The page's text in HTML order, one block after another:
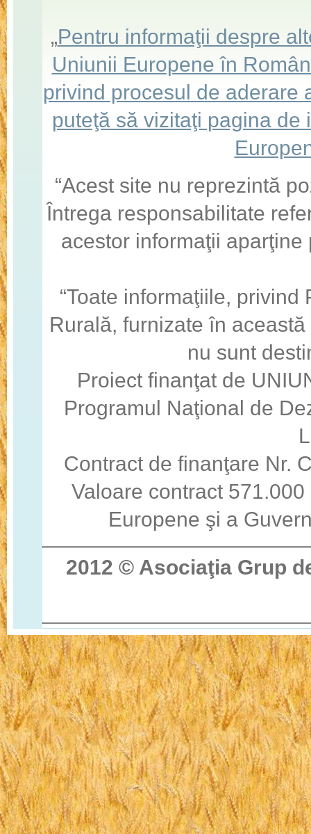
„Pentru informaţii despre
Uniunii Europene în
privind procesul de aderare
puteţă să vizitaţi pagina
“Acest site nu reprezintă
Întrega responsabilitate
acestor informaţii
“Toate informaţiile,
Rurală, furnizate în
nu sunt
Proiect finanţat de
Programul Naţional de
Contract de finanţare Nr.
Valoare contract
Europene şi a
2012 © Asociaţia Grup